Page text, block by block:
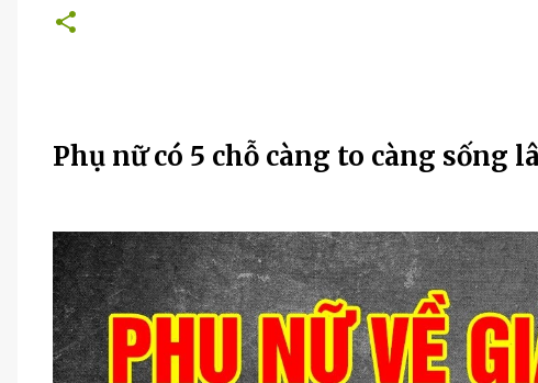
Phụ nữ có 5 chỗ càng to càng sống